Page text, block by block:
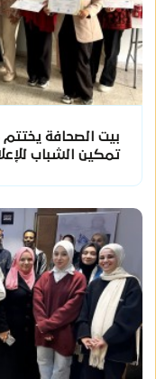
بيت الصحافة
تمكين الشباب